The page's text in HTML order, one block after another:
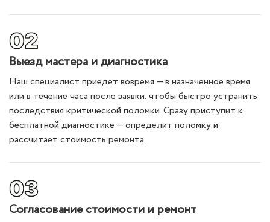
Выезд мастера и диагностика
Наш специалист приедет вовремя — в назначенное время
или в течение часа после заявки, чтобы быстро устранить
последствия критической поломки. Сразу приступит к
бесплатной диагностике — определит поломку и
рассчитает стоимость ремонта.
Согласование стоимости и ремонт